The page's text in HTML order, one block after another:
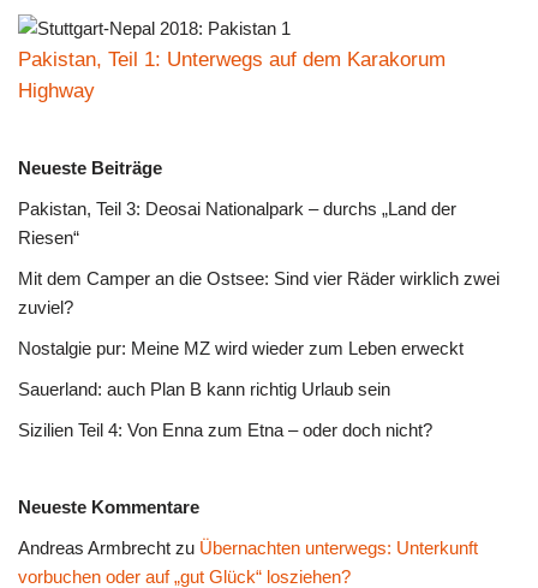
Pakistan, Teil 1: Unterwegs auf dem Karakorum
Highway
Neueste Beiträge
Pakistan, Teil 3: Deosai Nationalpark – durchs „Land der
Riesen“
Mit dem Camper an die Ostsee: Sind vier Räder wirklich zwei
zuviel?
Nostalgie pur: Meine MZ wird wieder zum Leben erweckt
Sauerland: auch Plan B kann richtig Urlaub sein
Sizilien Teil 4: Von Enna zum Etna – oder doch nicht?
Neueste Kommentare
Andreas Armbrecht zu Übernachten unterwegs: Unterkunft
vorbuchen oder auf „gut Glück“ losziehen?